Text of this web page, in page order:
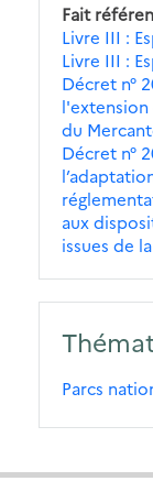
Fait
Livre III :
Livre III :
Décret n°
du
Décret n°
aux
issues de
Parcs